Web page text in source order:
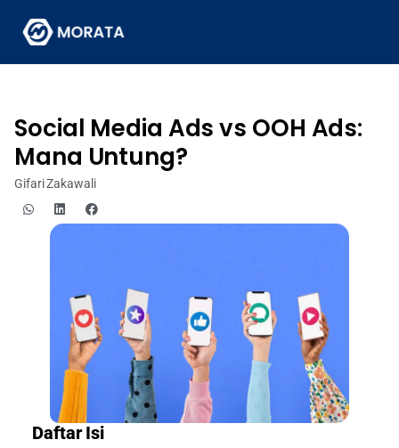
Social Media Ads vs OOH Ads:
Mana Untung?
Gifari Zakawali
Daftar Isi